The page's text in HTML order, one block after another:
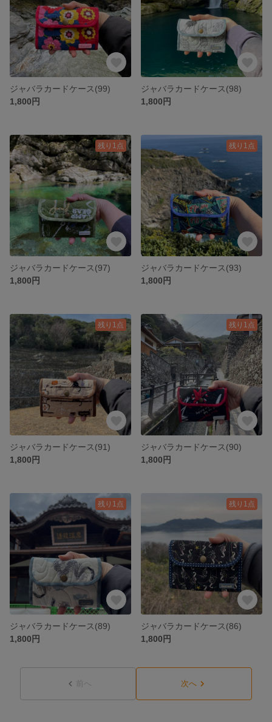
ジャバラカードケース(99)
1,800円
ジャバラカードケース(98)
1,800円
残り1点
ジャバラカードケース(97)
1,800円
残り1点
ジャバラカードケース(93)
1,800円
残り1点
ジャバラカードケース(91)
1,800円
残り1点
ジャバラカードケース(90)
1,800円
残り1点
ジャバラカードケース(89)
1,800円
残り1点
ジャバラカードケース(86)
1,800円
前へ 次へ